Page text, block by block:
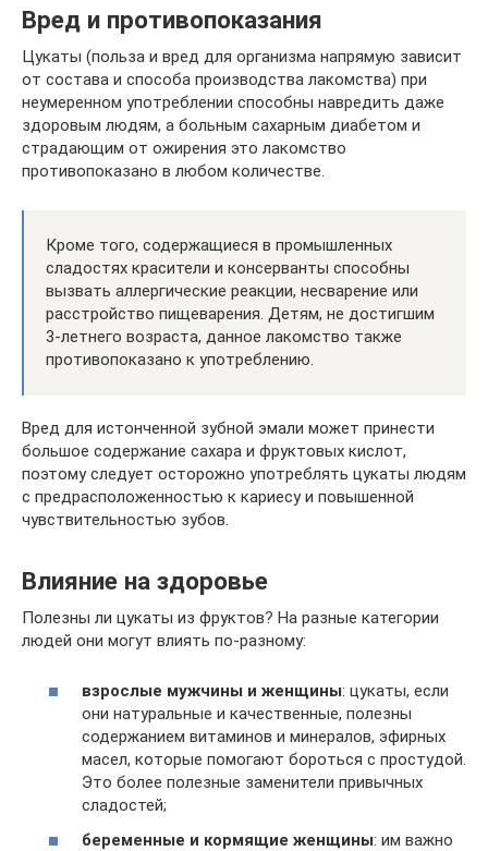
Вред и противопоказания
Цукаты (польза и вред для организма напрямую зависит
от состава и способа производства лакомства) при
неумеренном употреблении способны навредить даже
здоровым людям, а больным сахарным диабетом и
страдающим от ожирения это лакомство
противопоказано в любом количестве.
Кроме того, содержащиеся в промышленных
сладостях красители и консерванты способны
вызвать аллергические реакции, несварение или
расстройство пищеварения. Детям, не достигшим
3-летнего возраста, данное лакомство также
противопоказано к употреблению.
Вред для истонченной зубной эмали может принести
большое содержание сахара и фруктовых кислот,
поэтому следует осторожно употреблять цукаты людям
с предрасположенностью к кариесу и повышенной
чувствительностью зубов.
Влияние на здоровье
Полезны ли цукаты из фруктов? На разные категории
людей они могут влиять по-разному:
взрослые мужчины и женщины: цукаты, если
они натуральные и качественные, полезны
содержанием витаминов и минералов, эфирных
масел, которые помогают бороться с простудой.
Это более полезные заменители привычных
сладостей;
беременные и кормящие женщины: им важно